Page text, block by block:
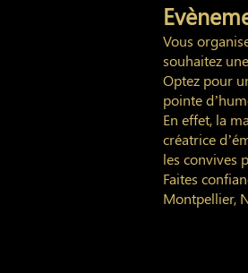
Vous
souhaitez
Optez pour
pointe
En effet, la
créatrice
les convives
Faites
Montpellier,